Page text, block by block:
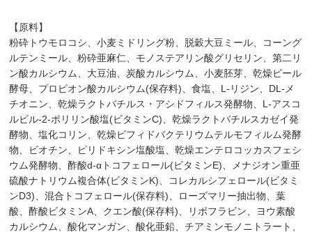
【原料】
粉砕トウモロコシ、小麦ミドリング粉、脱穀大豆ミール、コーング
ルテンミール、粉砕亜麻仁、モノステアリン酸グリセリン、第二リ
ン酸カルシウム、大豆油、炭酸カルシウム、小麦胚芽、乾燥ビール
酵母、プロピオン酸カルシウム(保存料)、食塩、L-リジン、DL-メ
チオニン、乾燥ラクトバチルス・アシドフィルス発酵物、L-アスコ
ルビル-2-ポリリン酸塩(ビタミンC)、乾燥ラクトバチルスカゼイ発
酵物、塩化コリン、乾燥ビフィドバクテリウムテルモフィルム発酵
物、ビオチン、ピリドキシン塩酸塩、乾燥エンテロコッカスフェシ
ウム発酵物、酢酸d-αトコフェロール(ビタミンE)、メナジオン重亜
硫酸ナトリウム複合体(ビタミンK)、コレカルシフェロール(ビタミ
ンD3)、混合トコフェロール(保存料)、ローズマリー抽出物、葉
酸、酢酸ビタミンA、クエン酸(保存料)、リボフラビン、ヨウ素酸
カルシウム、酸化マンガン、酸化亜鉛、チアミンモノニトラート、